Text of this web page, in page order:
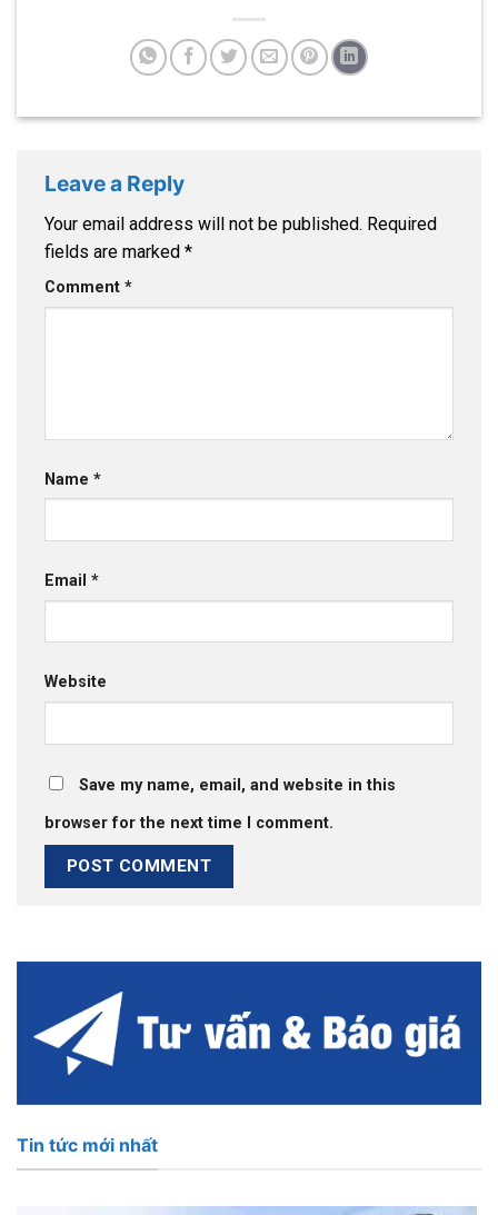
Leave a Reply
Your email address will not be published. Required
fields are marked *
Comment *
Name *
Email *
Website
Save my name, email, and website in this
browser for the next time I comment.
Tin tức mới nhất